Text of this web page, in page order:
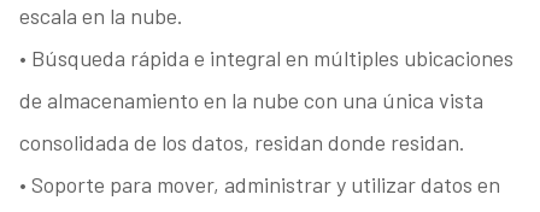
escala en la nube.
• Búsqueda rápida e integral en múltiples ubicaciones
de almacenamiento en la nube con una única vista
consolidada de los datos, residan donde residan.
• Soporte para mover, administrar y utilizar datos en